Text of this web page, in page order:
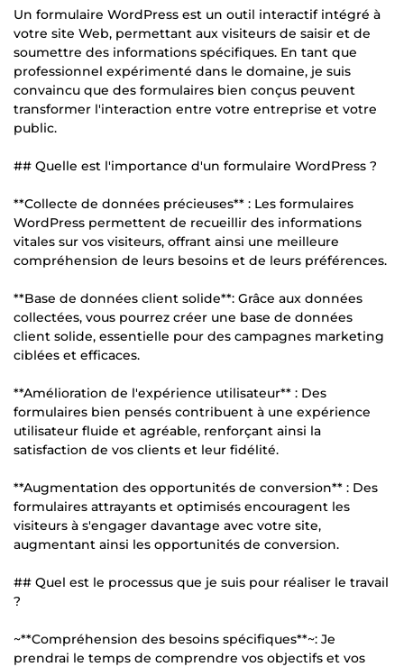
Un formulaire WordPress est un outil interactif intégré à
votre site Web, permettant aux visiteurs de saisir et de
soumettre des informations spécifiques. En tant que
professionnel expérimenté dans le domaine, je suis
convaincu que des formulaires bien conçus peuvent
transformer l'interaction entre votre entreprise et votre
public.
## Quelle est l'importance d'un formulaire WordPress ?
**Collecte de données précieuses** : Les formulaires
WordPress permettent de recueillir des informations
vitales sur vos visiteurs, offrant ainsi une meilleure
compréhension de leurs besoins et de leurs préférences.
**Base de données client solide**: Grâce aux données
collectées, vous pourrez créer une base de données
client solide, essentielle pour des campagnes marketing
ciblées et efficaces.
**Amélioration de l'expérience utilisateur** : Des
formulaires bien pensés contribuent à une expérience
utilisateur fluide et agréable, renforçant ainsi la
satisfaction de vos clients et leur fidélité.
**Augmentation des opportunités de conversion** : Des
formulaires attrayants et optimisés encouragent les
visiteurs à s'engager davantage avec votre site,
augmentant ainsi les opportunités de conversion.
## Quel est le processus que je suis pour réaliser le travail
?
~**Compréhension des besoins spécifiques**~: Je
prendrai le temps de comprendre vos objectifs et vos